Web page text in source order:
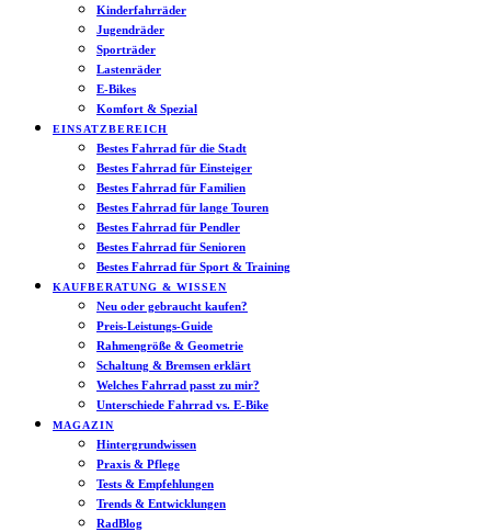
Kinderfahrräder
Jugendräder
Sporträder
Lastenräder
E-Bikes
Komfort & Spezial
EINSATZBEREICH
Bestes Fahrrad für die Stadt
Bestes Fahrrad für Einsteiger
Bestes Fahrrad für Familien
Bestes Fahrrad für lange Touren
Bestes Fahrrad für Pendler
Bestes Fahrrad für Senioren
Bestes Fahrrad für Sport & Training
KAUFBERATUNG & WISSEN
Neu oder gebraucht kaufen?
Preis-Leistungs-Guide
Rahmengröße & Geometrie
Schaltung & Bremsen erklärt
Welches Fahrrad passt zu mir?
Unterschiede Fahrrad vs. E-Bike
MAGAZIN
Hintergrundwissen
Praxis & Pflege
Tests & Empfehlungen
Trends & Entwicklungen
RadBlog